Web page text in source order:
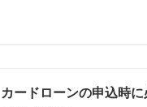
カードローンの申込時